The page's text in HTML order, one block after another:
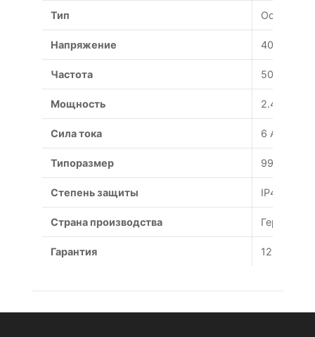
Тип Осевой
Напряжение 400 В
Частота 50 Гц
Мощность 2.48 Вт
Сила тока 6 А
Типоразмер 990 мм
Степень защиты IP44
Страна производства Германия
Гарантия 12